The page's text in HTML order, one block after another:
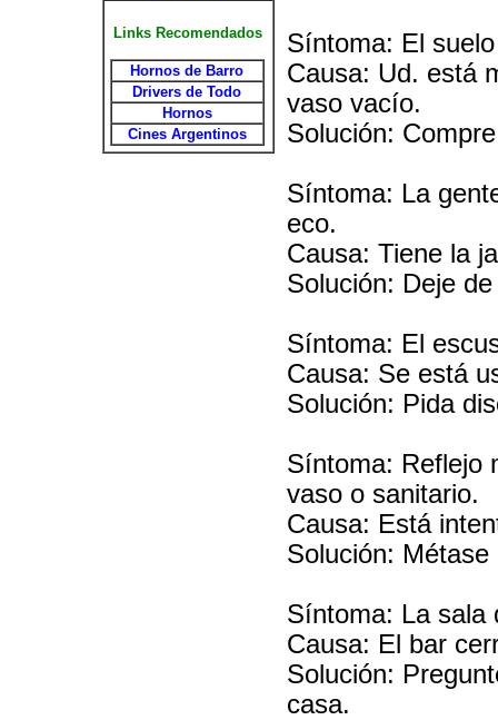
Links Recomendados
Hornos de Barro
Drivers de Todo
Hornos
Cines Argentinos
Síntoma: El
Causa: Ud. está
vaso vacío.
Solución:
Síntoma: La
eco.
Causa: Tiene la
Solución: Deje
Síntoma: El
Causa: Se está
Solución: Pida
Síntoma: Reflejo
vaso o sanitario.
Causa: Está
Solución:
Síntoma: La sala
Causa: El bar
Solución:
casa.